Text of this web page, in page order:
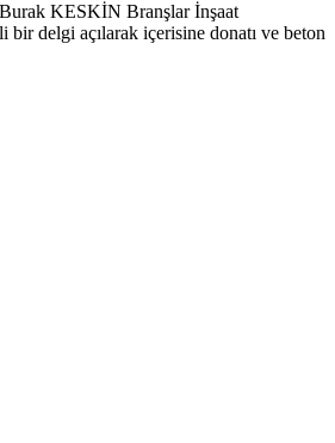
KESKİN Branşlar İnşaat
delgi açılarak içerisine donatı ve beton